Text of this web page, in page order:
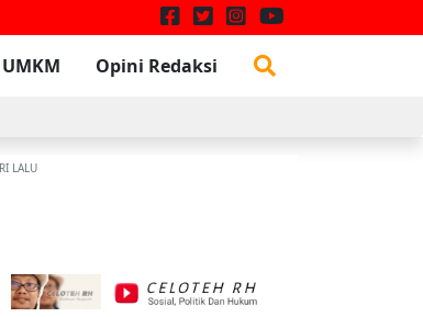
Opini Redaksi
LALU